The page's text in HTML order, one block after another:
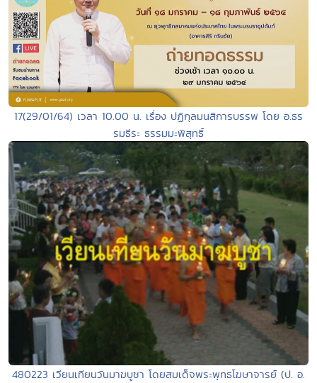
17(29/01/64) เวลา 10.00 น. เรื่อง ปฏิกุลมนสิการบรรพ โดย อ.ธร
รมธีระ ธรรมมะพิสุทธิ์
480223 เวียนเทียนวันมาฆบูชา โดยสมเด็จพระพุทธโฆษาจารย์ (ป. อ.